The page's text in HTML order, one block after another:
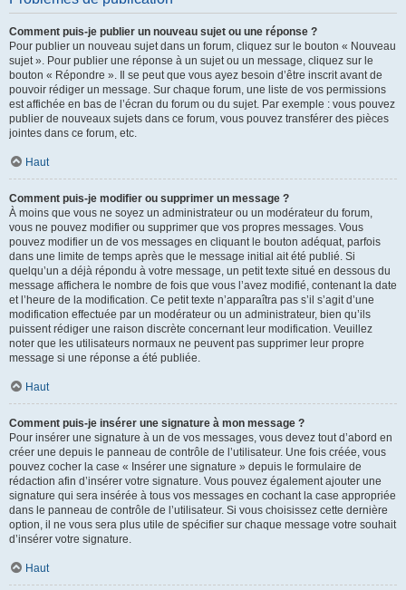
Comment puis-je publier un nouveau sujet ou une réponse ?
Pour publier un nouveau sujet dans un forum, cliquez sur le bouton « Nouveau
sujet ». Pour publier une réponse à un sujet ou un message, cliquez sur le
bouton « Répondre ». Il se peut que vous ayez besoin d’être inscrit avant de
pouvoir rédiger un message. Sur chaque forum, une liste de vos permissions
est affichée en bas de l’écran du forum ou du sujet. Par exemple : vous pouvez
publier de nouveaux sujets dans ce forum, vous pouvez transférer des pièces
jointes dans ce forum, etc.
Haut
Comment puis-je modifier ou supprimer un message ?
À moins que vous ne soyez un administrateur ou un modérateur du forum,
vous ne pouvez modifier ou supprimer que vos propres messages. Vous
pouvez modifier un de vos messages en cliquant le bouton adéquat, parfois
dans une limite de temps après que le message initial ait été publié. Si
quelqu’un a déjà répondu à votre message, un petit texte situé en dessous du
message affichera le nombre de fois que vous l’avez modifié, contenant la date
et l’heure de la modification. Ce petit texte n’apparaîtra pas s’il s’agit d’une
modification effectuée par un modérateur ou un administrateur, bien qu’ils
puissent rédiger une raison discrète concernant leur modification. Veuillez
noter que les utilisateurs normaux ne peuvent pas supprimer leur propre
message si une réponse a été publiée.
Haut
Comment puis-je insérer une signature à mon message ?
Pour insérer une signature à un de vos messages, vous devez tout d’abord en
créer une depuis le panneau de contrôle de l’utilisateur. Une fois créée, vous
pouvez cocher la case « Insérer une signature » depuis le formulaire de
rédaction afin d’insérer votre signature. Vous pouvez également ajouter une
signature qui sera insérée à tous vos messages en cochant la case appropriée
dans le panneau de contrôle de l’utilisateur. Si vous choisissez cette dernière
option, il ne vous sera plus utile de spécifier sur chaque message votre souhait
d’insérer votre signature.
Haut